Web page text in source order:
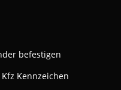
befestigen
Kennzeichen